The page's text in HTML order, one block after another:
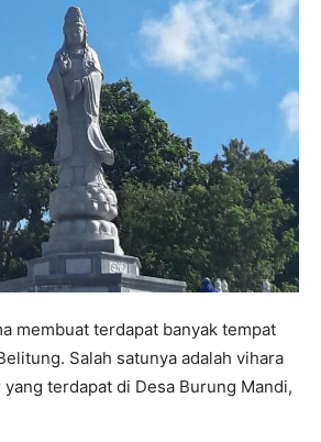
membuat terdapat banyak tempat
Salah satunya adalah vihara
terdapat di Desa Burung Mandi,